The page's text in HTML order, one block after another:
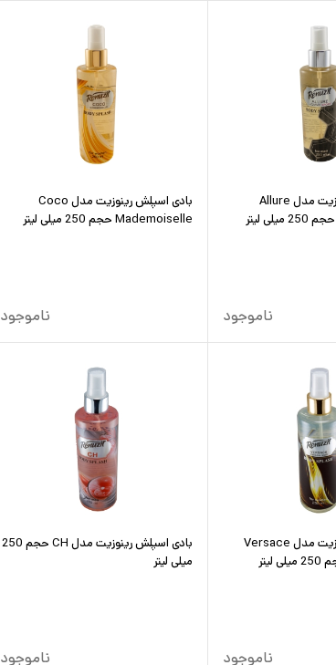
بادی اسپلش رینوزیت مدل Allure
ناموجود
بادی اسپلش رینوزیت مدل Coco
Mademoiselle حجم 250 میلی لیتر
ناموجود
بادی اسپلش رینوزیت مدل Versace
ناموجود
بادی اسپلش رینوزیت مدل CH حجم 250
میلی لیتر
ناموجود